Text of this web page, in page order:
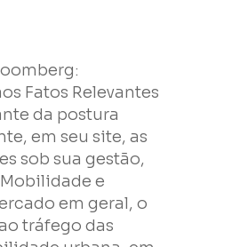
Fatos Relevantes
da postura
em seu site, as
sob sua gestão,
e
em geral, o
tráfego das